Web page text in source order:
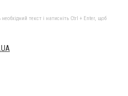
текст і натисніть Ctrl + Enter, щоб